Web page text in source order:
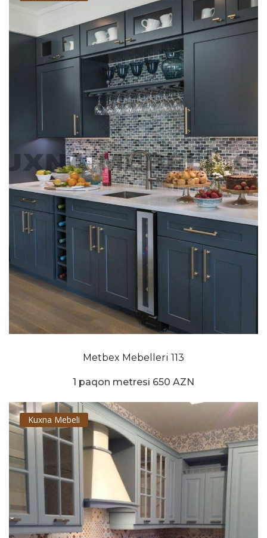
Metbex Mebelleri 113
1 paqon metresi 650 AZN
Kuxna Mebeli